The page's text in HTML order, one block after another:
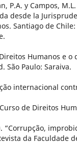
P.A. y Campos,
desde la
Santiago de
Humanos e
São Paulo: Saraiva.
internacional
de Direitos
“Corrupção,
da Faculdade